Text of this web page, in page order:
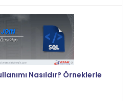
Nasıldır? Örneklerle